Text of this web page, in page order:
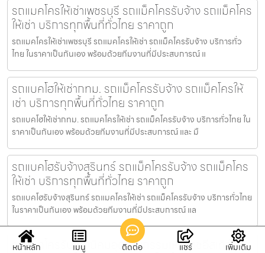
รถแมคโครให้เช่าเพชรบุรี รถแม็คโครรับจ้าง รถแม็คโคร
ให้เช่า บริการทุกพื้นที่ทั่วไทย ราคาถูก
รถแมคโครให้เช่าเพชรบุรี รถแมคโครให้เช่า รถแม็คโครรับจ้าง บริการทั่ว
ไทย ในราคาเป็นกันเอง พร้อมด้วยทีมงานที่มีประสบการณ์ แ
รถแบคโฮให้เช่ากทม. รถแม็คโครรับจ้าง รถแม็คโครให้
เช่า บริการทุกพื้นที่ทั่วไทย ราคาถูก
รถแบคโฮให้เช่ากทม. รถแมคโครให้เช่า รถแม็คโครรับจ้าง บริการทั่วไทย ใน
ราคาเป็นกันเอง พร้อมด้วยทีมงานที่มีประสบการณ์ และ มื
รถแบคโฮรับจ้างสุรินทร์ รถแม็คโครรับจ้าง รถแม็คโคร
ให้เช่า บริการทุกพื้นที่ทั่วไทย ราคาถูก
รถแบคโฮรับจ้างสุรินทร์ รถแมคโครให้เช่า รถแม็คโครรับจ้าง บริการทั่วไทย
ในราคาเป็นกันเอง พร้อมด้วยทีมงานที่มีประสบการณ์ แล
รถแม็คโครรับจ้างนิคมอุตสาหกรรมเหมราชอีสเทิร์นซี
หน้าหลัก เมนู ติดต่อ แชร์ เพิ่มเติม